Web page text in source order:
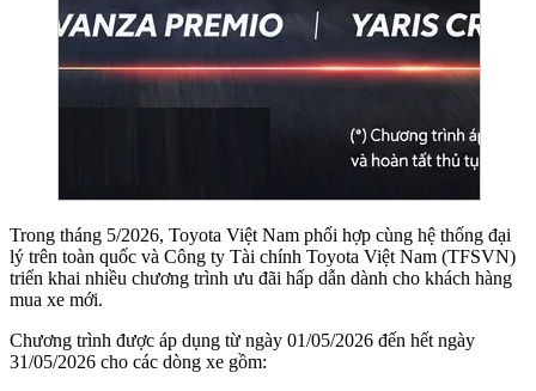
Trong tháng 5/2026, Toyota Việt Nam phối hợp cùng hệ thống đại
lý trên toàn quốc và Công ty Tài chính Toyota Việt Nam (TFSVN)
triển khai nhiều chương trình ưu đãi hấp dẫn dành cho khách hàng
mua xe mới.
Chương trình được áp dụng từ ngày 01/05/2026 đến hết ngày
31/05/2026 cho các dòng xe gồm: